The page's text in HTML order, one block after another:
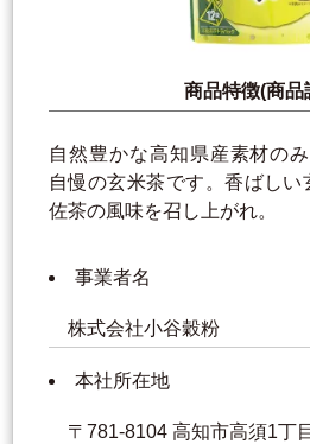
商品特徴(商品
自然豊かな高知県産素材の
自慢の玄米茶です。香ばしい
佐茶の風味を召し上がれ。
事業者名
株式会社小谷穀粉
本社所在地
〒781-8104 高知市高須1丁